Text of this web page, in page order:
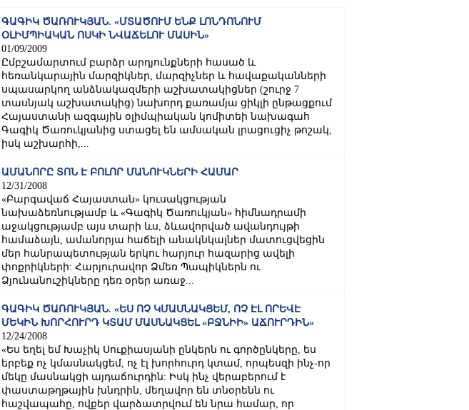
ԳԱԳԻԿ ԾԱՌՈՒԿՅԱՆ. «ՄՏԱԾՈՒՄ ԵՆՔ ԼՈՆԴՈՆՈՒՄ
ՕԼԻՄՊԻԱԿԱՆ ՈՍԿԻ ՆՎԱՃԵԼՈՒ ՄԱՍԻՆ»
01/09/2009
Ըմբշամարտում բարձր արդյունքների հասած և
հեռանկարային մարզիկներ, մարզիչներ և հավաքականների
սպասարկող անձնակազմերի աշխատակիցներ (շուրջ 7
տասնյակ աշխատակից) նախորդ քառամյա ցիկլի ընթացքում
Հայաստանի ազգային օլիմպիական կոմիտեի նախագահ
Գագիկ Ծառուկյանից ստացել են ամսական լրացուցիչ թոշակ,
իսկ աշխարհի,...
ԱՄԱՆՈՐԸ ՏՈՆ Է ԲՈԼՈՐ ՄԱՆՈՒԿՆԵՐԻ ՀԱՄԱՐ
12/31/2008
«Բարգավաճ Հայաստան» կուսակցության
նախաձեռնությամբ և «Գագիկ Ծառուկյան» հիմնադրամի
աջակցությամբ այս տարի ևս, ձևավորված ավանդույթի
համաձայն, ամանորյա հաճելի անակնկալներ մատուցվեցին
մեր հանրապետության երկու հարյուր հազարից ավելի
փոքրիկների: Հարյուրավոր Ձմեռ Պապիկներն ու
Ձյունանուշիկները դեռ օրեր առաջ...
ԳԱԳԻԿ ԾԱՌՈՒԿՅԱՆ. «ԵՍ ՈՉ ԿՄԱՍՆԱԿՑԵՄ, ՈՉ ԷԼ ՈՐԵՎԷ
ՄԵԿԻՆ ԽՈՐՀՈՒՐԴ ԿՏԱՄ ՄԱՍՆԱԿՑԵԼ «ԲՋՆԻԻ» ԱՃՈՒՐԴԻՆ»
12/24/2008
«Ես եղել եմ Խաչիկ Սուքիասյանի ընկերն ու գործընկերը, ես
երբեք ոչ կմասնակցեմ, ոչ էլ խորհուրդ կտամ, որպեսզի ինչ-որ
մեկը մասնակցի այդաճուրդին: Իսկ ինչ վերաբերում է
փաստաթղթային խնդրին, մեղավոր են տնօրենն ու
հաշվապահը, ովքեր վարձատրվում են նրա համար, որ